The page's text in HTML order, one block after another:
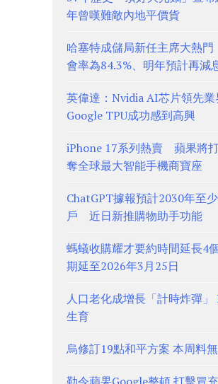
年曾嘆難敵內地平價貨
哈塞特成儲局新任主席大熱
會率為84.3%、明年預計再減
英偉達：Nvidia AI芯片領先
Google TPU成功感到高興
iPhone 17系列熱賣 蘋果將
奪全球最大智能手機商寶座
ChatGPT據報預計2030年至
戶 近日新推購物助手功能
螞蟻收購耀才要約時間延長4
期延至2026年3月25日
人口老化成增長「計時炸彈」
生育
烏修訂19點和平方案 本周料無